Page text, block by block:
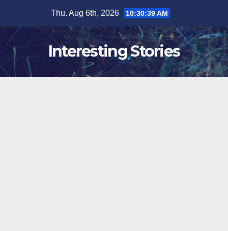
content
Thu. Aug 6th, 2026 10:30:40 AM
Interesting Stories